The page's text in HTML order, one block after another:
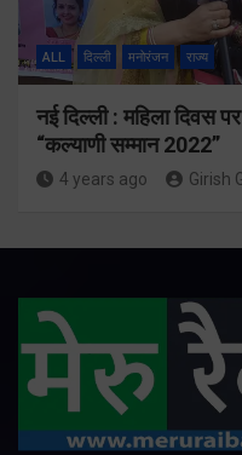
ALL दिल्ली मनोरंजन राज्य
नई दिल्ली : महिला दिवस
“कल्याणी सम्मान 2022”
4 years ago Girish